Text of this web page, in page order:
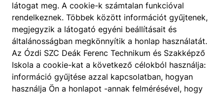
látogat meg. A cookie-k számtalan funkcióval
rendelkeznek. Többek között információt gyűjtenek,
megjegyzik a látogató egyéni beállításait és
általánosságban megkönnyítik a honlap használatát.
Az Ózdi SZC Deák Ferenc Technikum és Szakképző
Iskola a cookie-kat a következő célokból használja:
információ gyűjtése azzal kapcsolatban, hogyan
használja Ön a honlapot -annak felmérésével, hogy